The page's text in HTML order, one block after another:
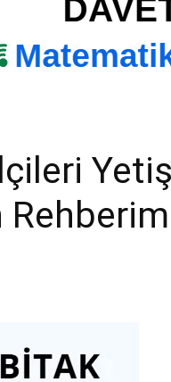
Rehberim